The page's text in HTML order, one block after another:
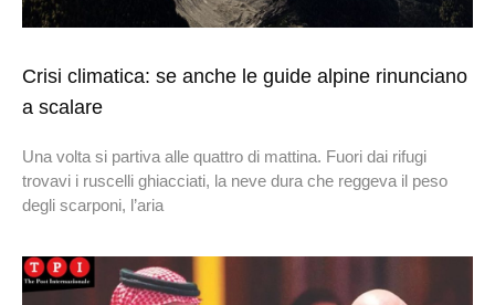
Crisi climatica: se anche le guide alpine rinunciano
a scalare
Una volta si partiva alle quattro di mattina. Fuori dai rifugi
trovavi i ruscelli ghiacciati, la neve dura che reggeva il peso
degli scarponi, l’aria